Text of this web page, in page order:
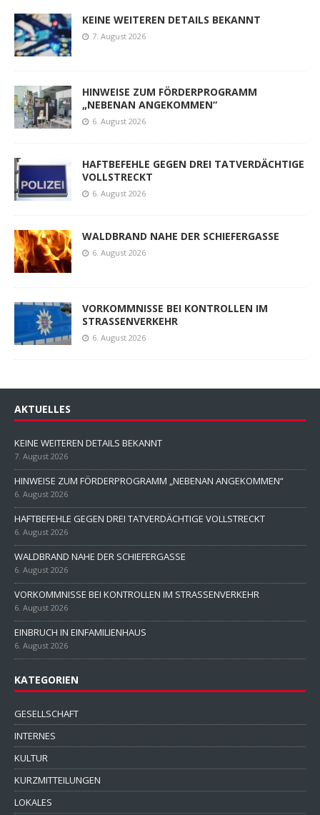
KEINE WEITEREN DETAILS BEKANNT
7. August 2026
HINWEISE ZUM FÖRDERPROGRAMM
„NEBENAN ANGEKOMMEN“
6. August 2026
HAFTBEFEHLE GEGEN DREI TATVERDÄCHTIGE
VOLLSTRECKT
6. August 2026
WALDBRAND NAHE DER SCHIEFERGASSE
6. August 2026
VORKOMMNISSE BEI KONTROLLEN IM
STRASSENVERKEHR
6. August 2026
AKTUELLES
KEINE WEITEREN DETAILS BEKANNT
7. August 2026
HINWEISE ZUM FÖRDERPROGRAMM „NEBENAN ANGEKOMMEN“
6. August 2026
HAFTBEFEHLE GEGEN DREI TATVERDÄCHTIGE VOLLSTRECKT
6. August 2026
WALDBRAND NAHE DER SCHIEFERGASSE
6. August 2026
VORKOMMNISSE BEI KONTROLLEN IM STRASSENVERKEHR
6. August 2026
EINBRUCH IN EINFAMILIENHAUS
6. August 2026
KATEGORIEN
GESELLSCHAFT
INTERNES
KULTUR
KURZMITTEILUNGEN
LOKALES